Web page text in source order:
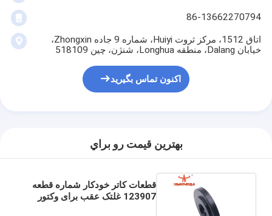
86-13662270794
اتاق 1512، مرکز ثروت Huiyi، شماره 9 جاده Zhongxin،
خیابان Dalang، منطقه Longhua، شنژن، چین 518109
اکنون تماس بگیرید
بهترين قيمت رو براي
قطعات کاتر خودکار شماره قطعه
123907 غلتک عقب برای وکتور